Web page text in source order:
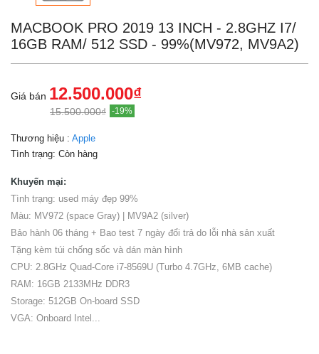
MACBOOK PRO 2019 13 INCH - 2.8GHZ I7/
16GB RAM/ 512 SSD - 99%(MV972, MV9A2)
Giá bán 12.500.000₫
15.500.000₫ -19%
Thương hiệu : Apple
Tình trạng: Còn hàng
Khuyến mại:
Tình trạng: used máy đẹp 99%
Màu: MV972 (space Gray) | MV9A2 (silver)
Bảo hành 06 tháng + Bao test 7 ngày đổi trả do lỗi nhà sản xuất
Tặng kèm túi chống sốc và dán màn hình
CPU: 2.8GHz Quad-Core i7-8569U (Turbo 4.7GHz, 6MB cache)
RAM: 16GB 2133MHz DDR3
Storage: 512GB On-board SSD
VGA: Onboard Intel...